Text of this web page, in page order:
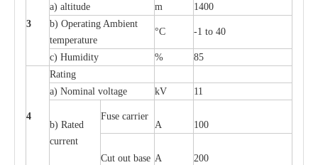
3
a) altitude m
1400
b) Operating Ambient
temperature
°C -1 to 40
c) Humidity % 85
4
Rating
a) Nominal voltage kV 11
b) Rated
current
Fuse carrier
A
100
Cut out base A 200